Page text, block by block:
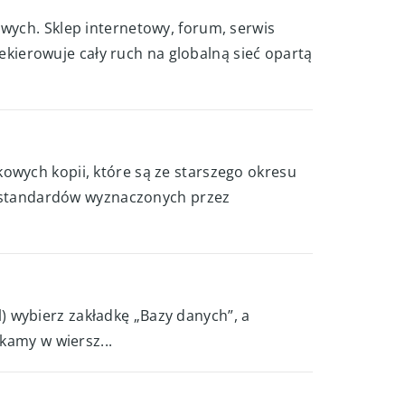
Sklep internetowy, forum, serwis
cały ruch na globalną sieć opartą
kopii, które są ze starszego okresu
wyznaczonych przez
zakładkę „Bazy danych”, a
w wiersz...